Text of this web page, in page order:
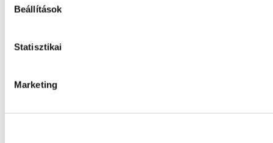
Beállítások
Statisztikai
Marketing